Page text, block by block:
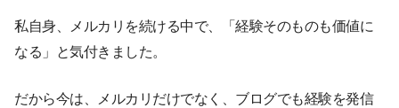
私自身、メルカリを続ける中で、「経験そのものも価値に
なる」と気付きました。
だから今は、メルカリだけでなく、ブログでも経験を発信